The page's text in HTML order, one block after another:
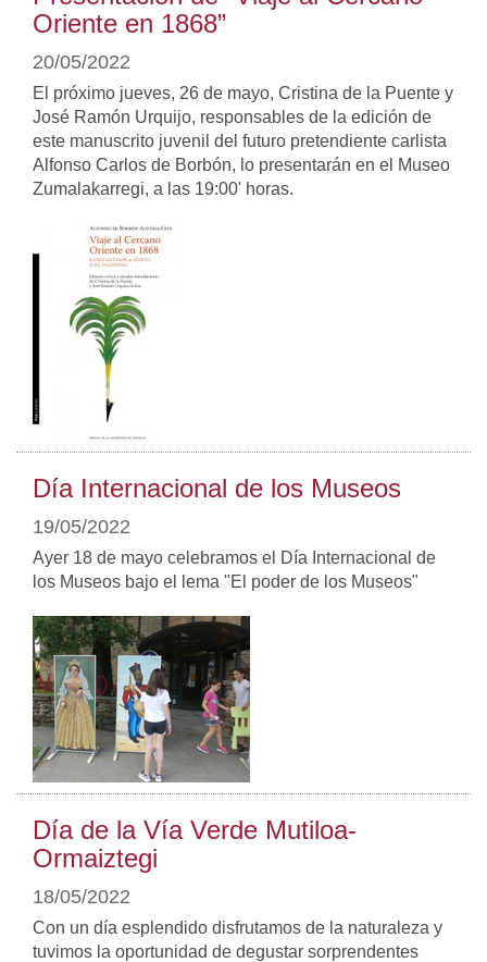
Oriente en 1868”
20/05/2022
El próximo jueves, 26 de mayo, Cristina de la Puente y
José Ramón Urquijo, responsables de la edición de
este manuscrito juvenil del futuro pretendiente carlista
Alfonso Carlos de Borbón, lo presentarán en el Museo
Zumalakarregi, a las 19:00' horas.
Día Internacional de los Museos
19/05/2022
Ayer 18 de mayo celebramos el Día Internacional de
los Museos bajo el lema "El poder de los Museos"
Día de la Vía Verde Mutiloa-
Ormaiztegi
18/05/2022
Con un día esplendido disfrutamos de la naturaleza y
tuvimos la oportunidad de degustar sorprendentes